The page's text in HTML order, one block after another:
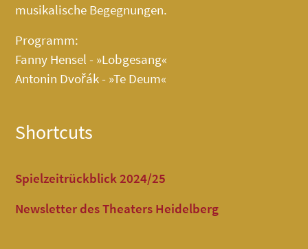
musikalische Begegnungen.
Programm:
Fanny Hensel - »Lobgesang«
Antonin Dvořák - »Te Deum«
Shortcuts
Spielzeitrückblick 2024/25
Newsletter des Theaters Heidelberg